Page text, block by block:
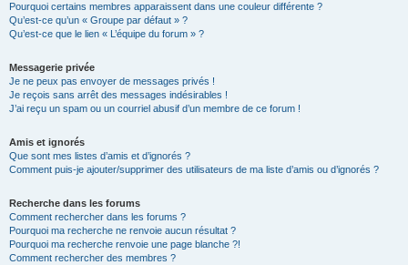
Pourquoi certains membres apparaissent dans une couleur différente ?
Qu’est-ce qu’un « Groupe par défaut » ?
Qu’est-ce que le lien « L’équipe du forum » ?
Messagerie privée
Je ne peux pas envoyer de messages privés !
Je reçois sans arrêt des messages indésirables !
J’ai reçu un spam ou un courriel abusif d’un membre de ce forum !
Amis et ignorés
Que sont mes listes d’amis et d’ignorés ?
Comment puis-je ajouter/supprimer des utilisateurs de ma liste d’amis ou d’ignorés ?
Recherche dans les forums
Comment rechercher dans les forums ?
Pourquoi ma recherche ne renvoie aucun résultat ?
Pourquoi ma recherche renvoie une page blanche ?!
Comment rechercher des membres ?